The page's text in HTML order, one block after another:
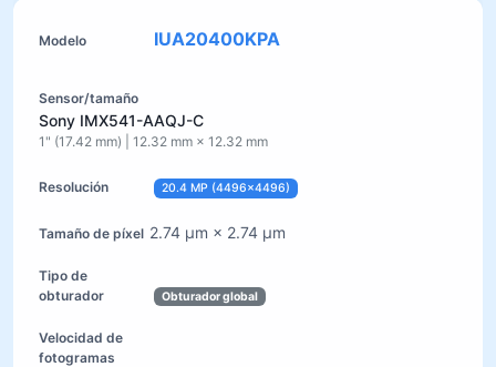
IUA20400KPA
Sony IMX541-AAQJ-C
1" (17.42 mm) | 12.32 mm × 12.32 mm
20.4 MP (4496×4496)
2.74 µm × 2.74 µm
Obturador global